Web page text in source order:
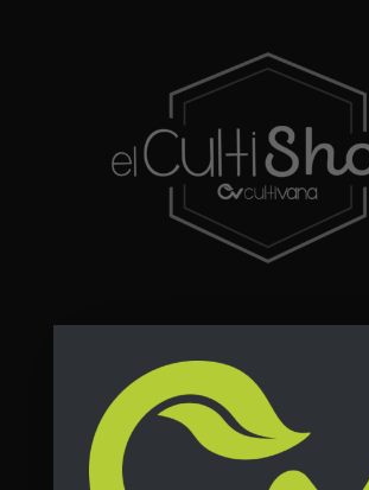
Destacados